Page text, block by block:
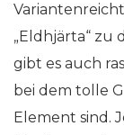
„Eldhjärta“ zu
gibt es auch
bei dem tolle
Element sind.